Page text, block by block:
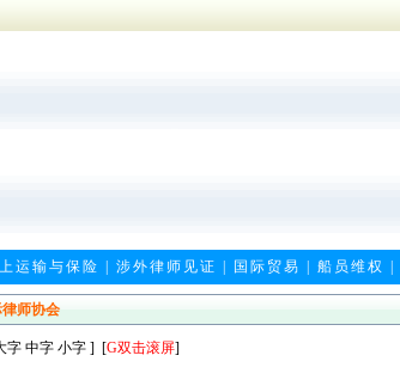
运输与保险 涉外律师见证 国际贸易 船员维权
师协会
字 中字 小字] [G双击滚屏]